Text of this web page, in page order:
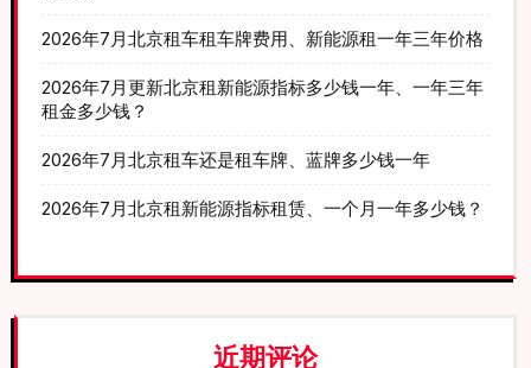
2026年7月北京租车租车牌费用、新能源租一年三年价格
2026年7月更新北京租新能源指标多少钱一年、一年三年
租金多少钱？
2026年7月北京租车还是租车牌、蓝牌多少钱一年
2026年7月北京租新能源指标租赁、一个月一年多少钱？
近期评论